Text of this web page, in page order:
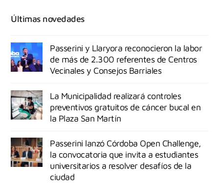
Últimas novedades
Passerini y Llaryora reconocieron la labor
de más de 2.300 referentes de Centros
Vecinales y Consejos Barriales
La Municipalidad realizará controles
preventivos gratuitos de cáncer bucal en
la Plaza San Martín
Passerini lanzó Córdoba Open Challenge,
la convocatoria que invita a estudiantes
universitarios a resolver desafíos de la
ciudad